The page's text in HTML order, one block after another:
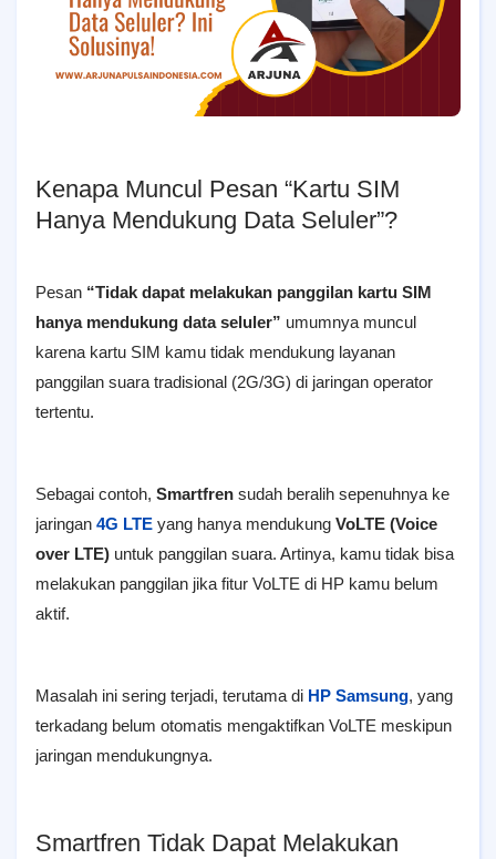
Kenapa Muncul Pesan “Kartu SIM
Hanya Mendukung Data Seluler”?
Pesan “Tidak dapat melakukan panggilan kartu SIM
hanya mendukung data seluler” umumnya muncul
karena kartu SIM kamu tidak mendukung layanan
panggilan suara tradisional (2G/3G) di jaringan operator
tertentu.
Sebagai contoh, Smartfren sudah beralih sepenuhnya ke
jaringan 4G LTE yang hanya mendukung VoLTE (Voice
over LTE) untuk panggilan suara. Artinya, kamu tidak bisa
melakukan panggilan jika fitur VoLTE di HP kamu belum
aktif.
Masalah ini sering terjadi, terutama di HP Samsung, yang
terkadang belum otomatis mengaktifkan VoLTE meskipun
jaringan mendukungnya.
Smartfren Tidak Dapat Melakukan